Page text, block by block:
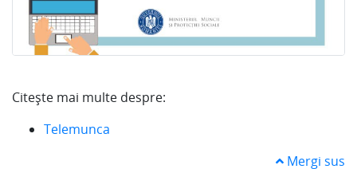
Citește mai multe despre:
Telemunca
Mergi sus